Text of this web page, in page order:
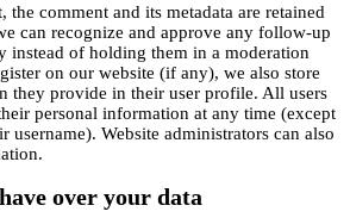
comment and its metadata are retained
can recognize and approve any follow-up
instead of holding them in a moderation
on our website (if any), we also store
they provide in their user profile. All users
personal information at any time (except
username). Website administrators can also
over your data